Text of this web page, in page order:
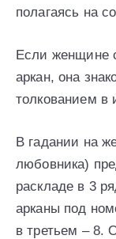
полагаясь на
Если женщине
аркан, она
толкованием в
В гадании на
любовника)
раскладе в 3
арканы под
в третьем – 8.